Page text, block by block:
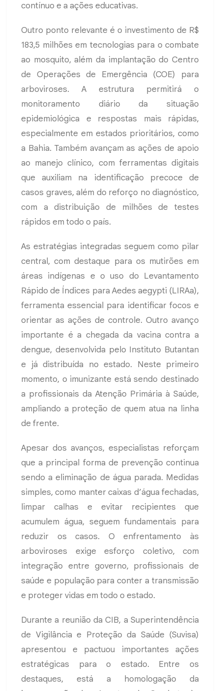
contínuo e a ações educativas.
Outro ponto relevante é o investimento de R$
183,5 milhões em tecnologias para o combate
ao mosquito, além da implantação do Centro
de Operações de Emergência (COE) para
arboviroses. A estrutura permitirá o
monitoramento diário da situação
epidemiológica e respostas mais rápidas,
especialmente em estados prioritários, como
a Bahia. Também avançam as ações de apoio
ao manejo clínico, com ferramentas digitais
que auxiliam na identificação precoce de
casos graves, além do reforço no diagnóstico,
com a distribuição de milhões de testes
rápidos em todo o país.
As estratégias integradas seguem como pilar
central, com destaque para os mutirões em
áreas indígenas e o uso do Levantamento
Rápido de Índices para Aedes aegypti (LIRAa),
ferramenta essencial para identificar focos e
orientar as ações de controle. Outro avanço
importante é a chegada da vacina contra a
dengue, desenvolvida pelo Instituto Butantan
e já distribuída no estado. Neste primeiro
momento, o imunizante está sendo destinado
a profissionais da Atenção Primária à Saúde,
ampliando a proteção de quem atua na linha
de frente.
Apesar dos avanços, especialistas reforçam
que a principal forma de prevenção continua
sendo a eliminação de água parada. Medidas
simples, como manter caixas d’água fechadas,
limpar calhas e evitar recipientes que
acumulem água, seguem fundamentais para
reduzir os casos. O enfrentamento às
arboviroses exige esforço coletivo, com
integração entre governo, profissionais de
saúde e população para conter a transmissão
e proteger vidas em todo o estado.
Durante a reunião da CIB, a Superintendência
de Vigilância e Proteção da Saúde (Suvisa)
apresentou e pactuou importantes ações
estratégicas para o estado. Entre os
destaques, está a homologação da